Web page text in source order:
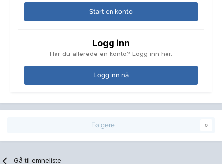
Start en konto
Logg inn
Har du allerede en konto? Logg inn her.
Logg inn nå
Følgere 0
Gå til emneliste